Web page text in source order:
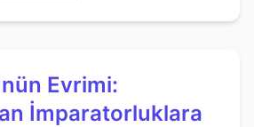
Evrimi:
İmparatorluklara